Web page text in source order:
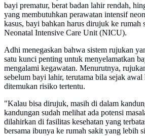
bayi prematur, berat badan lahir rendah,
yang membutuhkan perawatan intensif
kasus, bayi bahkan harus dirujuk ke rumah
Neonatal Intensive Care Unit (NICU).
Adhi menegaskan bahwa sistem rujukan
satu kunci penting untuk menyelamatkan
mengalami kegawatan. Menurutnya,
sebelum bayi lahir, terutama bila sejak awal
ditemukan risiko tertentu.
"Kalau bisa dirujuk, masih di dalam
kandungan sudah melihat ada potensi
dilahirkan di fasilitas kesehatan yang
bersama ibunya ke rumah sakit yang lebih